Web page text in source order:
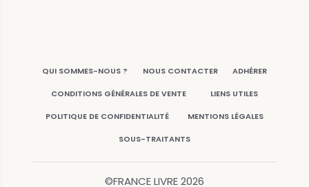
QUI SOMMES-NOUS ? NOUS CONTACTER ADHÉRER
CONDITIONS GÉNÉRALES DE VENTE LIENS UTILES
POLITIQUE DE CONFIDENTIALITÉ MENTIONS LÉGALES
SOUS-TRAITANTS
©FRANCE LIVRE2026